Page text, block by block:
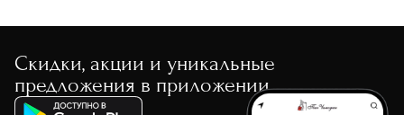
Скидки, акции и уникальные
предложения в приложении